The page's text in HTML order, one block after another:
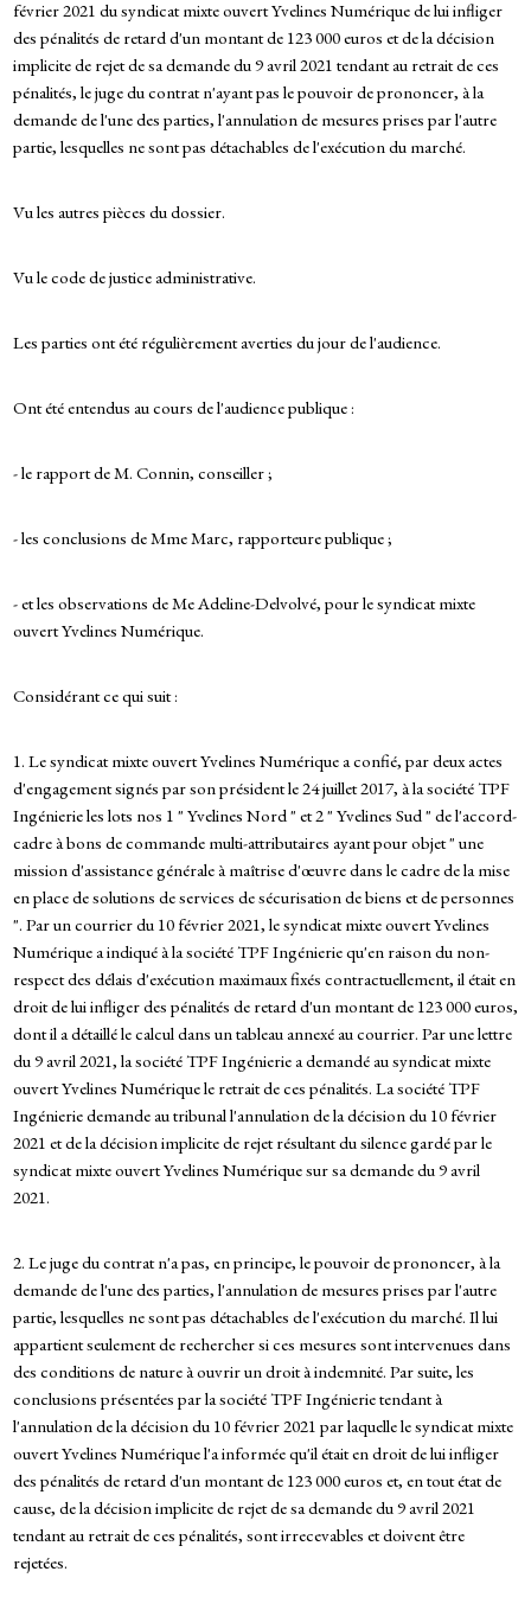
février 2021 du syndicat mixte ouvert Yvelines Numérique de lui infliger
des pénalités de retard d'un montant de 123 000 euros et de la décision
implicite de rejet de sa demande du 9 avril 2021 tendant au retrait de ces
pénalités, le juge du contrat n'ayant pas le pouvoir de prononcer, à la
demande de l'une des parties, l'annulation de mesures prises par l'autre
partie, lesquelles ne sont pas détachables de l'exécution du marché.
Vu les autres pièces du dossier.
Vu le code de justice administrative.
Les parties ont été régulièrement averties du jour de l'audience.
Ont été entendus au cours de l'audience publique :
- le rapport de M. Connin, conseiller ;
- les conclusions de Mme Marc, rapporteure publique ;
- et les observations de Me Adeline-Delvolvé, pour le syndicat mixte
ouvert Yvelines Numérique.
Considérant ce qui suit :
1. Le syndicat mixte ouvert Yvelines Numérique a confié, par deux actes
d'engagement signés par son président le 24 juillet 2017, à la société TPF
Ingénierie les lots nos 1 " Yvelines Nord " et 2 " Yvelines Sud " de l'accord-
cadre à bons de commande multi-attributaires ayant pour objet " une
mission d'assistance générale à maîtrise d'œuvre dans le cadre de la mise
en place de solutions de services de sécurisation de biens et de personnes
". Par un courrier du 10 février 2021, le syndicat mixte ouvert Yvelines
Numérique a indiqué à la société TPF Ingénierie qu'en raison du non-
respect des délais d'exécution maximaux fixés contractuellement, il était en
droit de lui infliger des pénalités de retard d'un montant de 123 000 euros,
dont il a détaillé le calcul dans un tableau annexé au courrier. Par une lettre
du 9 avril 2021, la société TPF Ingénierie a demandé au syndicat mixte
ouvert Yvelines Numérique le retrait de ces pénalités. La société TPF
Ingénierie demande au tribunal l'annulation de la décision du 10 février
2021 et de la décision implicite de rejet résultant du silence gardé par le
syndicat mixte ouvert Yvelines Numérique sur sa demande du 9 avril
2021.
2. Le juge du contrat n'a pas, en principe, le pouvoir de prononcer, à la
demande de l'une des parties, l'annulation de mesures prises par l'autre
partie, lesquelles ne sont pas détachables de l'exécution du marché. Il lui
appartient seulement de rechercher si ces mesures sont intervenues dans
des conditions de nature à ouvrir un droit à indemnité. Par suite, les
conclusions présentées par la société TPF Ingénierie tendant à
l'annulation de la décision du 10 février 2021 par laquelle le syndicat mixte
ouvert Yvelines Numérique l'a informée qu'il était en droit de lui infliger
des pénalités de retard d'un montant de 123 000 euros et, en tout état de
cause, de la décision implicite de rejet de sa demande du 9 avril 2021
tendant au retrait de ces pénalités, sont irrecevables et doivent être
rejetées.